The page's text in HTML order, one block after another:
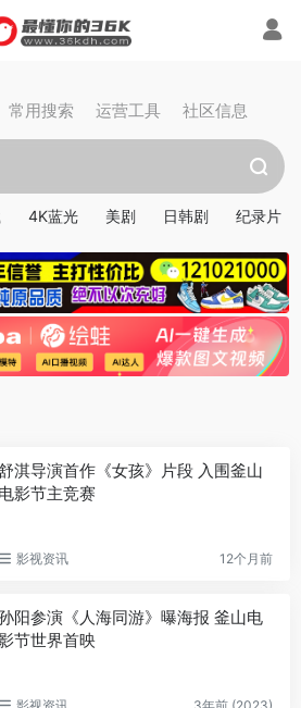
常用搜索 运营工具 社区信息
4K蓝光 美剧 日韩剧 纪录片
淇导演首作《女孩》片段 入围釜山
电影节主竞赛
影视资讯 12个月前
阳参演《人海同游》曝海报 釜山电
节世界首映